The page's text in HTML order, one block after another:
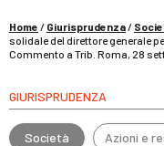
Home / Giurisprudenza/
solidale del direttore generale
Commento a Trib. Roma, 28
GIURISPRUDENZA
Società Azioni e